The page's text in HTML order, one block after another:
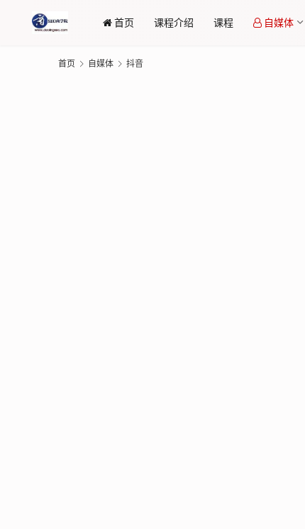
首页 课程介绍 课程 自媒体
首页 自媒体 抖音